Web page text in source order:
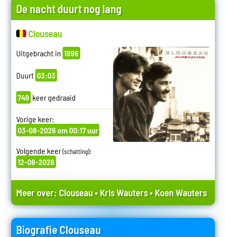
De nacht duurt nog lang
Clouseau
Uitgebracht in 1996
Duurt 03:03
749 keer gedraaid
Vorige keer:
03-08-2026 om 00:17 uur
Volgende keer(schatting):
12-08-2026
Meer over: Clouseau•Kris Wauters•Koen Wauters
Biografie Clouseau